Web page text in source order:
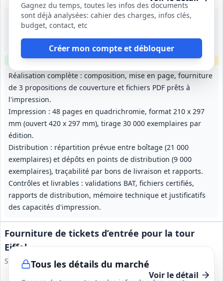
Gagnez du temps, toutes les infos des documents
sont déjà analysées: cahier des charges, infos clés,
budget, contact, etc
Créer mon compte et débloquer
Réalisation complète : composition, mise en page, fourniture
de 3 propositions de couverture et fichiers PDF prêts à
l'impression.
Impression : 48 pages en quadrichromie, format 210 x 297
mm (ouvert 420 x 297 mm), tirage 30 000 exemplaires par
édition.
Distribution : répartition prévue entre boîtage (21 000
exemplaires) et dépôts en points de distribution (9 000
exemplaires), traçabilité par bons de livraison et rapports.
Contrôles et livrables : validations BAT, fichiers certifiés,
rapports de distribution, mémoire technique et justificatifs
des capacités d'impression.
15 sept. 2026
Paris (75)
12 mois, renouvelable deux fois (jusqu'à 36 mois)
Clause environnementale Clause sociale Échantillonsrequis
Tous les détails du marché
Fourniture de tickets d’entrée pour la tour
Eiffel
Société d’Exploitation de la Tour Eiffel
Voir le détail